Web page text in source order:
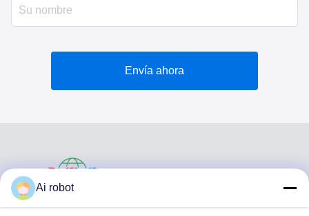
Envía ahora
VIVI DENTAI
Ai robot